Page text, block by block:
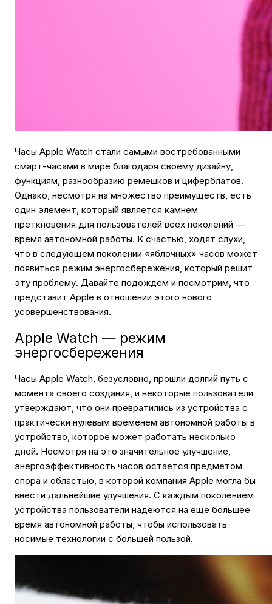
Часы Apple Watch стали самыми востребованными
смарт-часами в мире благодаря своему дизайну,
функциям, разнообразию ремешков и циферблатов.
Однако, несмотря на множество преимуществ, есть
один элемент, который является камнем
преткновения для пользователей всех поколений —
время автономной работы. К счастью, ходят слухи,
что в следующем поколении «яблочных» часов может
появиться режим энергосбережения, который решит
эту проблему. Давайте подождем и посмотрим, что
представит Apple в отношении этого нового
усовершенствования.
Apple Watch — режим
энергосбережения
Часы Apple Watch, безусловно, прошли долгий путь с
момента своего создания, и некоторые пользователи
утверждают, что они превратились из устройства с
практически нулевым временем автономной работы в
устройство, которое может работать несколько
дней. Несмотря на это значительное улучшение,
энергоэффективность часов остается предметом
спора и областью, в которой компания Apple могла бы
внести дальнейшие улучшения. С каждым поколением
устройства пользователи надеются на еще большее
время автономной работы, чтобы использовать
носимые технологии с большей пользой.